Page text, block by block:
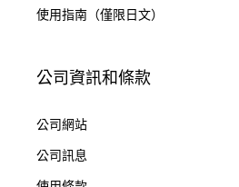
使用指南（僅限日文）
公司資訊和條款
公司網站
公司訊息